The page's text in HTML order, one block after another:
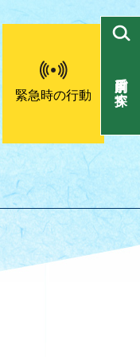
緊急時の行動 目的別で探す